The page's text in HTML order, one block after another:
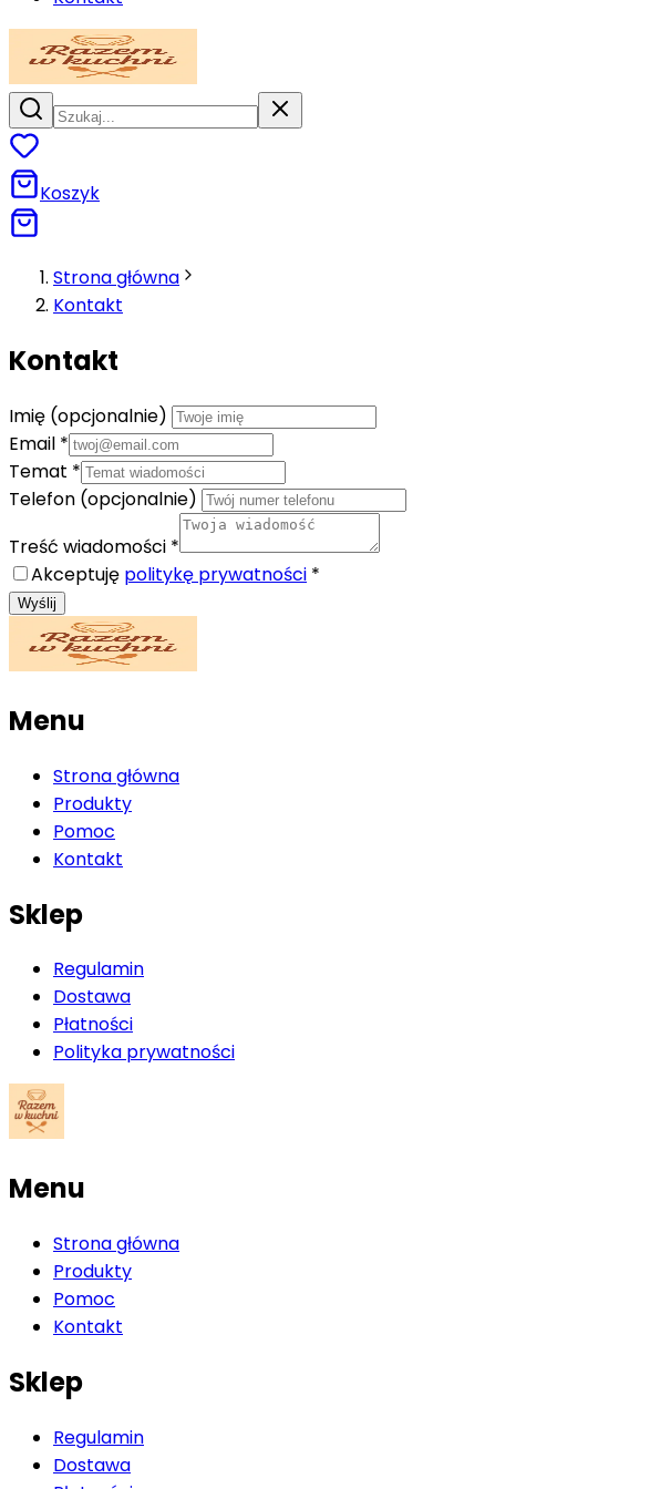
Koszyk
Strona główna
Kontakt
Kontakt
Imię (opcjonalnie)
Email *
Temat *
Telefon (opcjonalnie)
Treść wiadomości *
Akceptuję politykę prywatności *
Wyślij
Menu
Strona główna
Produkty
Pomoc
Kontakt
Sklep
Regulamin
Dostawa
Płatności
Polityka prywatności
Menu
Strona główna
Produkty
Pomoc
Kontakt
Sklep
Regulamin
Dostawa